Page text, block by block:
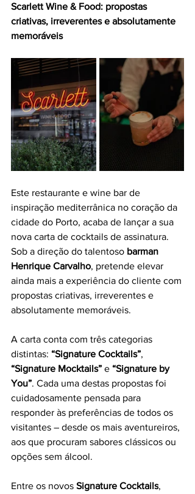
Scarlett Wine & Food: propostas
criativas, irreverentes e absolutamente
memoráveis
Este restaurante e wine bar de
inspiração mediterrânica no coração da
cidade do Porto, acaba de lançar a sua
nova carta de cocktails de assinatura.
Sob a direção do talentoso barman
Henrique Carvalho, pretende elevar
ainda mais a experiência do cliente com
propostas criativas, irreverentes e
absolutamente memoráveis.
A carta conta com três categorias
distintas: “Signature Cocktails”,
“Signature Mocktails” e “Signature by
You”. Cada uma destas propostas foi
cuidadosamente pensada para
responder às preferências de todos os
visitantes – desde os mais aventureiros,
aos que procuram sabores clássicos ou
opções sem álcool.
Entre os novos Signature Cocktails,